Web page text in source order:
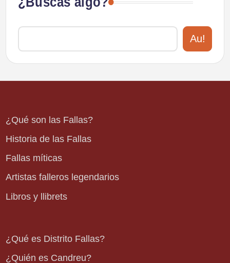
Au!
¿Qué son las Fallas?
Historia de las Fallas
Fallas míticas
Artistas falleros legendarios
Libros y llibrets
¿Qué es Distrito Fallas?
¿Quién es Candreu?